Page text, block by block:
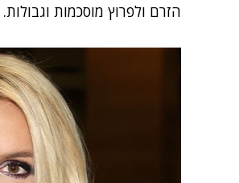
הזרם ולפרוץ מוסכמות